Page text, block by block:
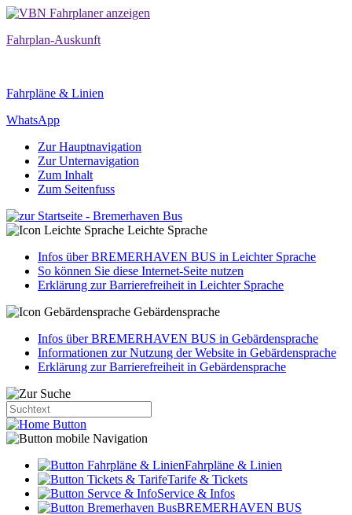
Fahrplan-Auskunft
Fahrpläne & Linien
WhatsApp
Zur Hauptnavigation
Zur Unternavigation
Zum Inhalt
Zum Seitenfuss
Leichte Sprache
Infos über BREMERHAVEN BUS in Leichter Sprache
So können Sie diese Internet-Seite nutzen
Erklärung zur Barrierefreiheit in Leichter Sprache
Gebärdensprache
Infos über BREMERHAVEN BUS in Gebärdensprache
Informationen zur Nutzung der Website in Gebärdensprache
Erklärung zur Barrierefreiheit in Gebärdensprache
Fahrpläne & Linien
Tarife & Tickets
Service & Infos
BREMERHAVEN BUS